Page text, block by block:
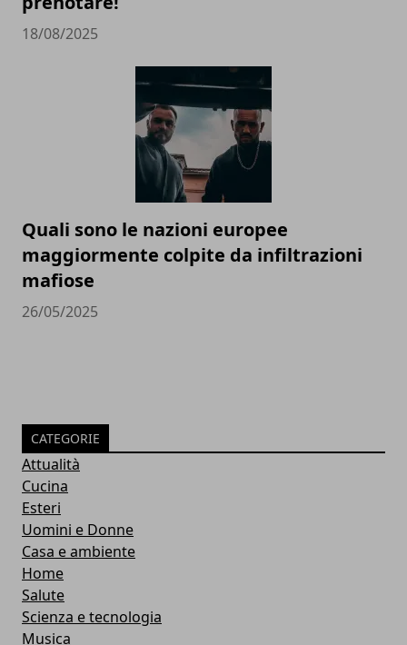
18/08/2025
Quali sono le nazioni europee
maggiormente colpite da infiltrazioni
mafiose
26/05/2025
CATEGORIE
Attualità
Cucina
Esteri
Uomini e Donne
Casa e ambiente
Home
Salute
Scienza e tecnologia
Musica